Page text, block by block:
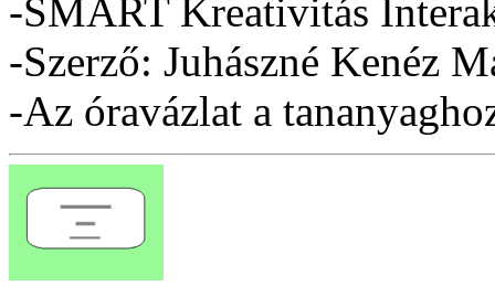
-SMART Kreativitás
-Szerző: Juhászné Kenéz
-Az óravázlat a